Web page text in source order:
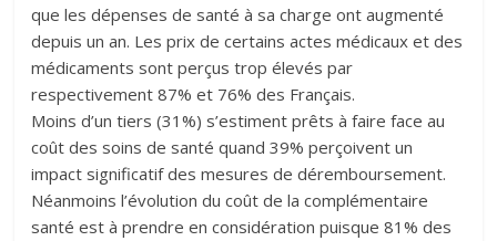
que les dépenses de santé à sa charge ont augmenté
depuis un an. Les prix de certains actes médicaux et des
médicaments sont perçus trop élevés par
respectivement 87% et 76% des Français.
Moins d’un tiers (31%) s’estiment prêts à faire face au
coût des soins de santé quand 39% perçoivent un
impact significatif des mesures de déremboursement.
Néanmoins l’évolution du coût de la complémentaire
santé est à prendre en considération puisque 81% des